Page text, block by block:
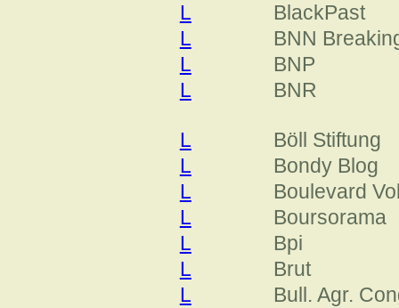
L
BlackPast
L
BNN
L
BNP
L
BNR
L
Böll Stiftung
L
Bondy Blog
L
Boulevard
L
Boursorama
L
Bpi
L
Brut
L
Bull. Agr.